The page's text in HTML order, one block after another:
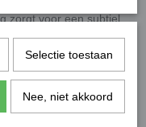
zorgt voor een subtiel
en perfect voor:
Selectie toestaan
Nee, niet akkoord